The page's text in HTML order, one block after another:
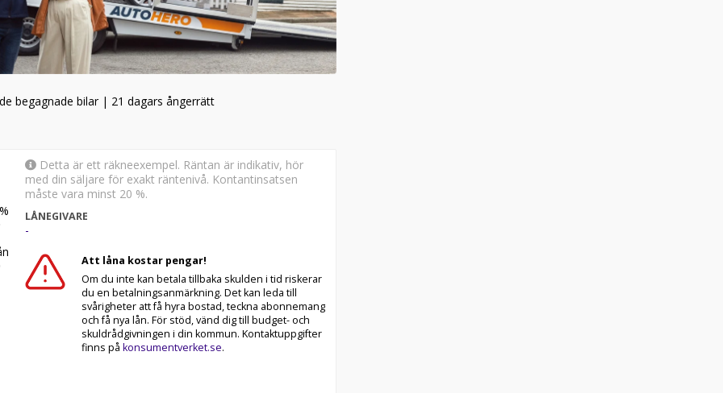
din önskade plats efter köp.
av tidigare ägare, tillverkaren eller
och fel förbehålls.
begagnade bilar | 21 dagars ångerrätt
%
Detta är ett räkneexempel. Räntan är indikativ, hör
med din säljare för exakt räntenivå. Kontantinsatsen
måste vara minst 20 %.
LÅNEGIVARE
-
Att låna kostar pengar!
Om du inte kan betala tillbaka skulden i tid riskerar
du en betalningsanmärkning. Det kan leda till
svårigheter att få hyra bostad, teckna abonnemang
och få nya lån. För stöd, vänd dig till budget- och
skuldrådgivningen i din kommun. Kontaktuppgifter
finns på konsumentverket.se.